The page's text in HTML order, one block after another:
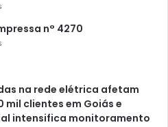
n° 4270
na rede elétrica afetam
mil clientes em Goiás e
intensifica monitoramento